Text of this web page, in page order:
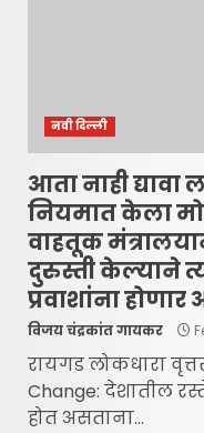
नवी दिल्ली
आता नाही
नियमात केला
वाहतूक
दुरुस्ती केल्याने
प्रवाशांना होणार
विजय चंद्रकांत गायकर
रायगड लोकधारा
Change: देशातील
होत असताना...